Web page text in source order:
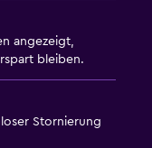
angezeigt,
bleiben.
Stornierung